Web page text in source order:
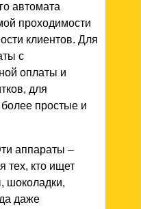
автомата
проходимости
клиентов. Для
с
оплаты и
для
более простые и
аппараты –
тех, кто ищет
шоколадки,
даже